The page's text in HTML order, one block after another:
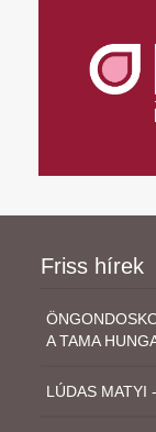
Friss hírek
A TAMA
LÚDAS MATYI